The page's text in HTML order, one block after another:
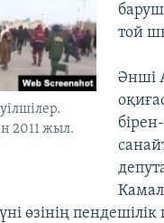
2011 жыл.
той
Әнші
Камал
өзінің